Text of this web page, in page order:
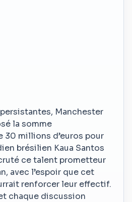
Manchester
la somme
30 millions d’euros pour
brésilien Kaua Santos
ce talent prometteur
avec l’espoir que cet
renforcer leur effectif.
chaque discussion